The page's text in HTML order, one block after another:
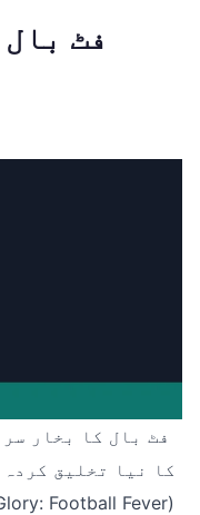
فٹ بال کا بخار